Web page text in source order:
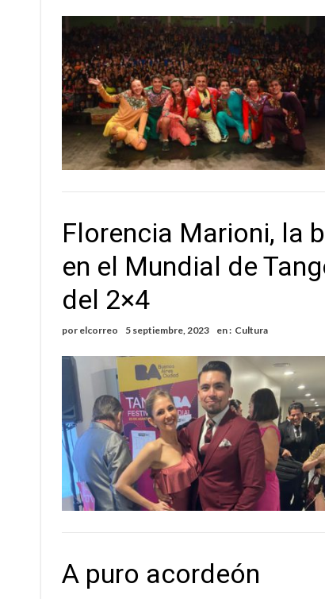
Florencia Marioni, la
en el Mundial de
del 2×4
por elcorreo 5 septiembre, 2023 en : Cultura
A puro acordeón